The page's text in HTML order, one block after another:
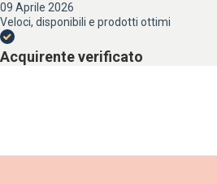
09 Aprile 2026
Veloci, disponibili e prodotti ottimi
Acquirente verificato